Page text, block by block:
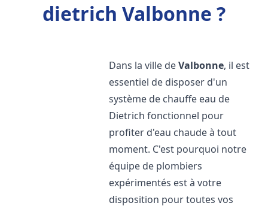
dietrich Valbonne ?
Dans la ville deValbonne, il est
essentiel de disposer d'un
système de chauffe eau de
Dietrich fonctionnel pour
profiter d'eau chaude à tout
moment. C'est pourquoi notre
équipe de plombiers
expérimentés est à votre
disposition pour toutes vos